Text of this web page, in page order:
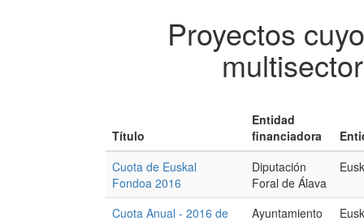
Proyectos
Título
Entidad
financiadora
Cuota de Euskal
Fondoa 2016
Diputación
Foral de Álava
Cuota Anual - 2016 de
Ayuntamiento